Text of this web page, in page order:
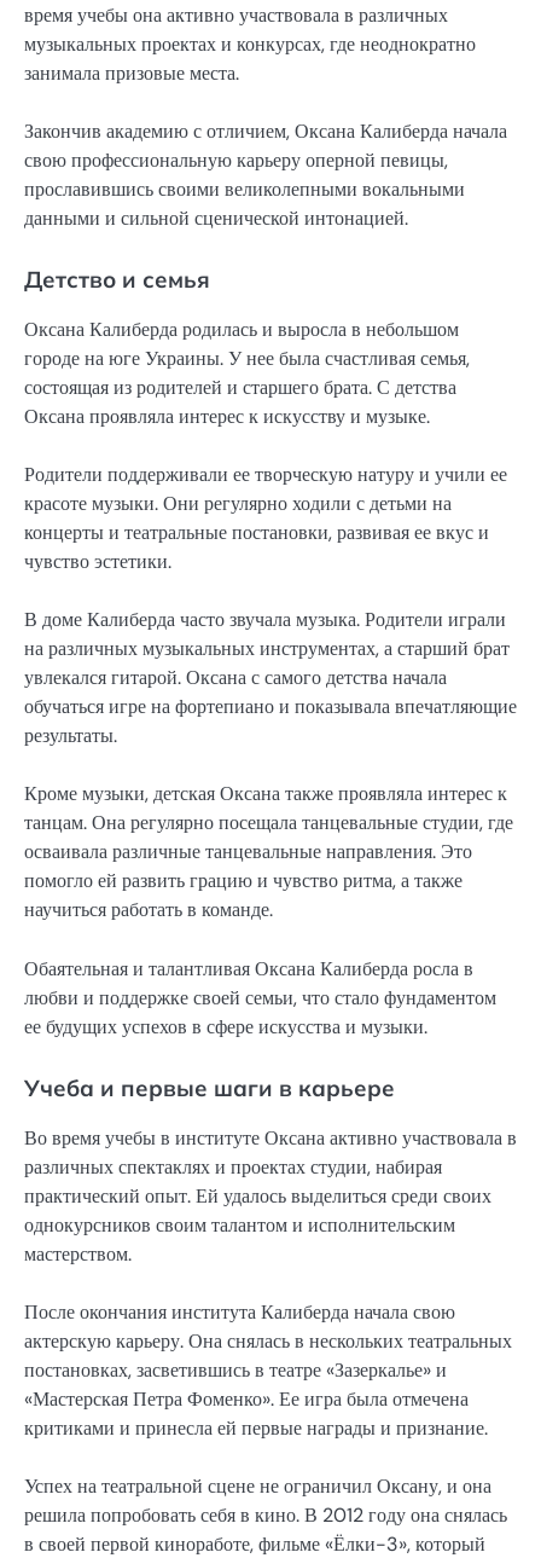
время учебы она активно участвовала в различных
музыкальных проектах и конкурсах, где неоднократно
занимала призовые места.
Закончив академию с отличием, Оксана Калиберда начала
свою профессиональную карьеру оперной певицы,
прославившись своими великолепными вокальными
данными и сильной сценической интонацией.
Детство и семья
Оксана Калиберда родилась и выросла в небольшом
городе на юге Украины. У нее была счастливая семья,
состоящая из родителей и старшего брата. С детства
Оксана проявляла интерес к искусству и музыке.
Родители поддерживали ее творческую натуру и учили ее
красоте музыки. Они регулярно ходили с детьми на
концерты и театральные постановки, развивая ее вкус и
чувство эстетики.
В доме Калиберда часто звучала музыка. Родители играли
на различных музыкальных инструментах, а старший брат
увлекался гитарой. Оксана с самого детства начала
обучаться игре на фортепиано и показывала впечатляющие
результаты.
Кроме музыки, детская Оксана также проявляла интерес к
танцам. Она регулярно посещала танцевальные студии, где
осваивала различные танцевальные направления. Это
помогло ей развить грацию и чувство ритма, а также
научиться работать в команде.
Обаятельная и талантливая Оксана Калиберда росла в
любви и поддержке своей семьи, что стало фундаментом
ее будущих успехов в сфере искусства и музыки.
Учеба и первые шаги в карьере
Во время учебы в институте Оксана активно участвовала в
различных спектаклях и проектах студии, набирая
практический опыт. Ей удалось выделиться среди своих
однокурсников своим талантом и исполнительским
мастерством.
После окончания института Калиберда начала свою
актерскую карьеру. Она снялась в нескольких театральных
постановках, засветившись в театре «Зазеркалье» и
«Мастерская Петра Фоменко». Ее игра была отмечена
критиками и принесла ей первые награды и признание.
Успех на театральной сцене не ограничил Оксану, и она
решила попробовать себя в кино. В 2012 году она снялась
в своей первой киноработе, фильме «Ёлки-3», который